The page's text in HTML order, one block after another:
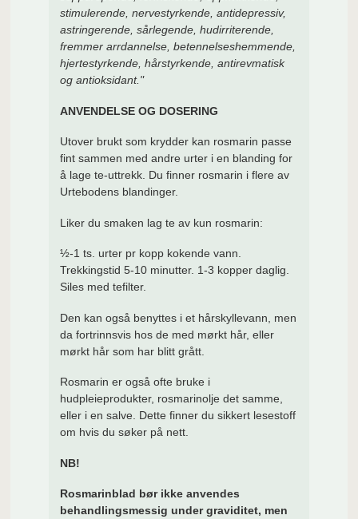
stimulerende, nervestyrkende, antidepressiv,
astringerende, sårlegende, hudirriterende,
fremmer arrdannelse, betennelseshemmende,
hjertestyrkende, hårstyrkende, antirevmatisk
og antioksidant."
ANVENDELSE OG DOSERING
Utover brukt som krydder kan rosmarin passe
fint sammen med andre urter i en blanding for
å lage te-uttrekk. Du finner rosmarin i flere av
Urtebodens blandinger.
Liker du smaken lag te av kun rosmarin:
½-1 ts. urter pr kopp kokende vann.
Trekkingstid 5-10 minutter. 1-3 kopper daglig.
Siles med tefilter.
Den kan også benyttes i et hårskyllevann, men
da fortrinnsvis hos de med mørkt hår, eller
mørkt hår som har blitt grått.
Rosmarin er også ofte bruke i
hudpleieprodukter, rosmarinolje det samme,
eller i en salve. Dette finner du sikkert lesestoff
om hvis du søker på nett.
NB!
Rosmarinblad bør ikke anvendes
behandlingsmessig under graviditet, men